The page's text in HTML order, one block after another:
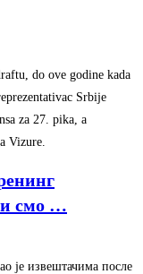
do ove godine kada
Srbije
za 27. pika, a
Vizure.
смо …
је извештачима после